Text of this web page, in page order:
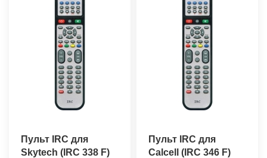
Пульт IRC для
Skytech (IRC 338 F)
Пульт IRC для
Calcell (IRC 346 F)